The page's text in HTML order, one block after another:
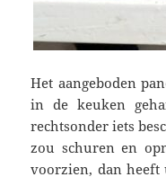
Het aangeboden
in de keuken
rechtsonder iets
zou schuren en
voorzien, dan